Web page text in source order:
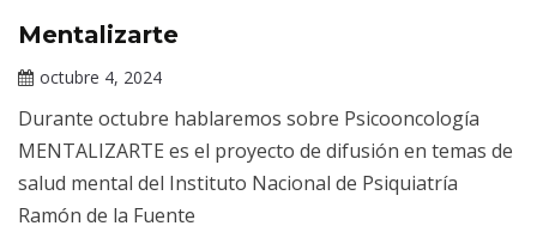
Información
Mentalizarte
octubre 4, 2024
Gallardo
Durante octubre hablaremos sobre Psicooncología
MENTALIZARTE es el proyecto de difusión en temas de
salud mental del Instituto Nacional de Psiquiatría
Ramón de la Fuente